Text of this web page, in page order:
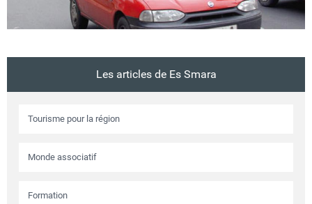
Les articles de Es Smara
Tourisme pour la région
Monde associatif
Formation